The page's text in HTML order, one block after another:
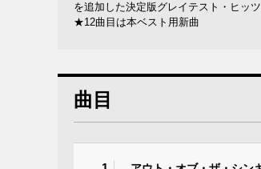
を追加した決定版グレイテスト・ヒッツ
★12曲目は本ベスト用新曲
曲目